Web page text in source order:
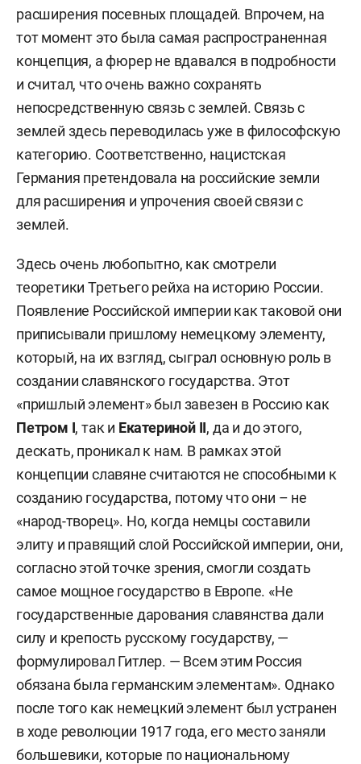
расширения посевных площадей. Впрочем, на
тот момент это была самая распространенная
концепция, а фюрер не вдавался в подробности
и считал, что очень важно сохранять
непосредственную связь с землей. Связь с
землей здесь переводилась уже в философскую
категорию. Соответственно, нацистская
Германия претендовала на российские земли
для расширения и упрочения своей связи с
землей.
Здесь очень любопытно, как смотрели
теоретики Третьего рейха на историю России.
Появление Российской империи как таковой они
приписывали пришлому немецкому элементу,
который, на их взгляд, сыграл основную роль в
создании славянского государства. Этот
«пришлый элемент» был завезен в Россию как
Петром I, так и Екатериной II, да и до этого,
дескать, проникал к нам. В рамках этой
концепции славяне считаются не способными к
созданию государства, потому что они – не
«народ-творец». Но, когда немцы составили
элиту и правящий слой Российской империи, они,
согласно этой точке зрения, смогли создать
самое мощное государство в Европе. «Не
государственные дарования славянства дали
силу и крепость русскому государству, —
формулировал Гитлер. — Всем этим Россия
обязана была германским элементам». Однако
после того как немецкий элемент был устранен
в ходе революции 1917 года, его место заняли
большевики, которые по национальному